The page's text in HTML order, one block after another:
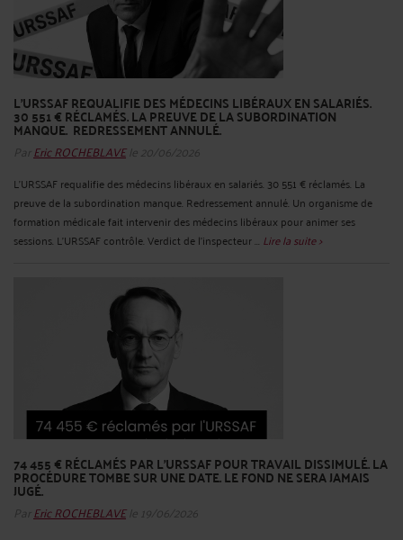
L'URSSAF REQUALIFIE DES MÉDECINS LIBÉRAUX EN SALARIÉS.
30 551 € RÉCLAMÉS. LA PREUVE DE LA SUBORDINATION
MANQUE. REDRESSEMENT ANNULÉ.
Par Eric ROCHEBLAVEle 20/06/2026
L'URSSAF requalifie des médecins libéraux en salariés. 30 551 € réclamés. La
preuve de la subordination manque. Redressement annulé. Un organisme de
formation médicale fait intervenir des médecins libéraux pour animer ses
sessions. L'URSSAF contrôle. Verdict de l'inspecteur ... Lire la suite >
74 455 € RÉCLAMÉS PAR L'URSSAF POUR TRAVAIL DISSIMULÉ. LA
PROCÉDURE TOMBE SUR UNE DATE. LE FOND NE SERA JAMAIS
JUGÉ.
Par Eric ROCHEBLAVEle 19/06/2026